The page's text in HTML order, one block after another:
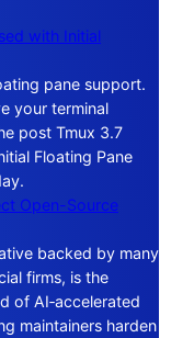
with Initial
pane support.
your terminal
post Tmux 3.7
Floating Pane
Open-Source
backed by many
firms, is the
of AI‑accelerated
maintainers harden